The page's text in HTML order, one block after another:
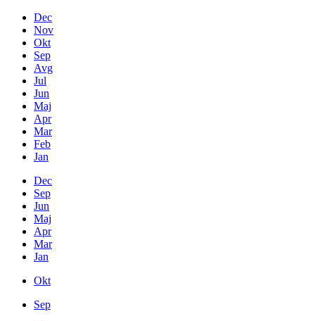
Dec
Nov
Okt
Sep
Avg
Jul
Jun
Maj
Apr
Mar
Feb
Jan
Dec
Sep
Jun
Maj
Apr
Mar
Jan
Okt
Sep